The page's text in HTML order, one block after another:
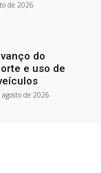
de 2026
do
e uso de
agosto de 2026